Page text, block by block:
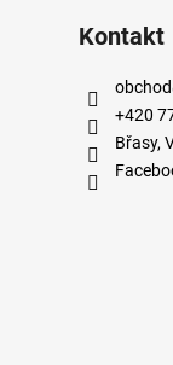
Kontakt
obchod
+420
Břasy,